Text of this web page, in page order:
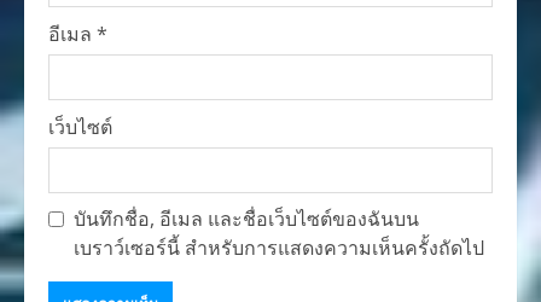
อีเมล *
เว็บไซต์
บันทึกชื่อ, อีเมล และชื่อเว็บไซต์ของฉันบน
เบราว์เซอร์นี้ สำหรับการแสดงความเห็นครั้งถัดไป